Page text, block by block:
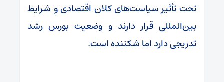
تحت تأثیر سیاست‌های کلان اقتصادی و شرایط
بین‌المللی قرار دارند و وضعیت بورس رشد
تدریجی دارد اما شکننده است.